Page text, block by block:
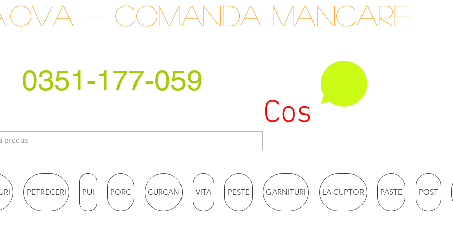
- comanda mancare
0351-177-059
Cos
PETRECERI PUI PORC CURCAN VITA PESTE GARNITURI LA CUPTOR PASTE POST